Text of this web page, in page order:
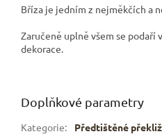
Bříza je jedním z nejměkčích a
Zaručeně uplně všem se
dekorace.
Doplňkové parametry
Kategorie:
Předtištěné